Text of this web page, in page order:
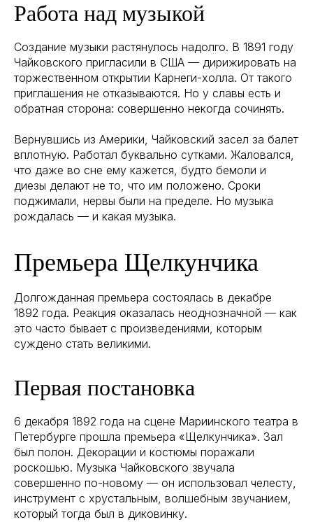
Работа над музыкой
Создание музыки растянулось надолго. В 1891 году
Чайковского пригласили в США — дирижировать на
торжественном открытии Карнеги-холла. От такого
приглашения не отказываются. Но у славы есть и
обратная сторона: совершенно некогда сочинять.
Вернувшись из Америки, Чайковский засел за балет
вплотную. Работал буквально сутками. Жаловался,
что даже во сне ему кажется, будто бемоли и
диезы делают не то, что им положено. Сроки
поджимали, нервы были на пределе. Но музыка
рождалась — и какая музыка.
Премьера Щелкунчика
Долгожданная премьера состоялась в декабре
1892 года. Реакция оказалась неоднозначной — как
это часто бывает с произведениями, которым
суждено стать великими.
Первая постановка
6 декабря 1892 года на сцене Мариинского театра в
Петербурге прошла премьера «Щелкунчика». Зал
был полон. Декорации и костюмы поражали
роскошью. Музыка Чайковского звучала
совершенно по-новому — он использовал челесту,
инструмент с хрустальным, волшебным звучанием,
который тогда был в диковинку.